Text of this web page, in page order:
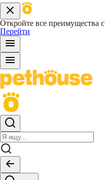
Откройте все преимущества
Перейти